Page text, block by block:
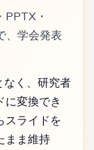
PPTX・
、学会発表
なく、研究者
に変換でき
スライドを
まま維持